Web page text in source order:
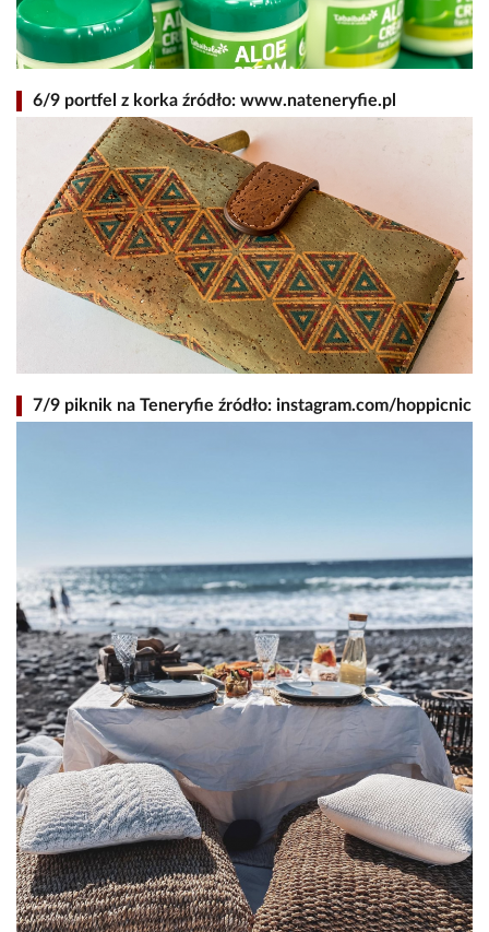
6/9 portfel z korka źródło: www.nateneryfie.pl
7/9 piknik na Teneryfie źródło: instagram.com/hoppicnic